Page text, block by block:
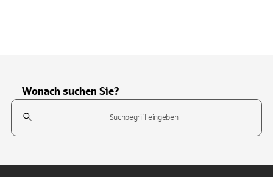
Wonach suchen Sie?
Suchfeld